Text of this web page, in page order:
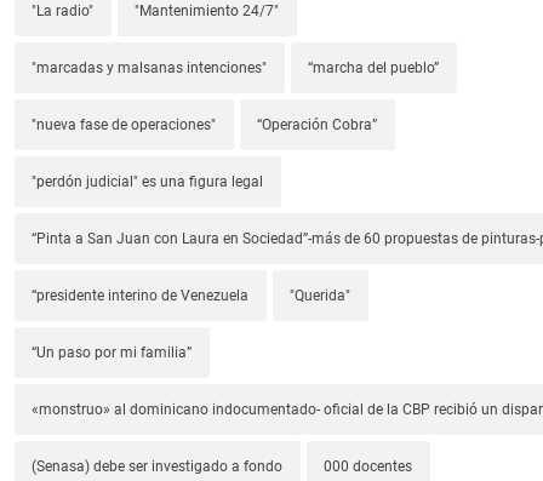
"La radio" "Mantenimiento 24/7"
"marcadas y malsanas intenciones" “marcha del pueblo”
"nueva fase de operaciones" “Operación Cobra”
"perdón judicial" es una figura legal
“Pinta a San Juan con Laura en Sociedad”-más de 60 propuestas de
“presidente interino de Venezuela "Querida"
“Un paso por mi familia”
«monstruo» al dominicano indocumentado- oficial de la CBP recibió un
(Senasa) debe ser investigado a fondo 000 docentes